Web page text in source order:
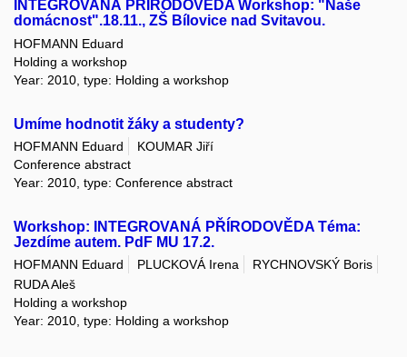
INTEGROVANÁ PŘÍRODOVĚDA Workshop: "Naše
domácnost".18.11., ZŠ Bílovice nad Svitavou.
HOFMANN Eduard
Holding a workshop
Year: 2010, type: Holding a workshop
Umíme hodnotit žáky a studenty?
HOFMANN Eduard
KOUMAR Jiří
Conference abstract
Year: 2010, type: Conference abstract
Workshop: INTEGROVANÁ PŘÍRODOVĚDA Téma:
Jezdíme autem. PdF MU 17.2.
HOFMANN Eduard PLUCKOVÁ Irena
RYCHNOVSKÝ Boris
RUDA Aleš
Holding a workshop
Year: 2010, type: Holding a workshop